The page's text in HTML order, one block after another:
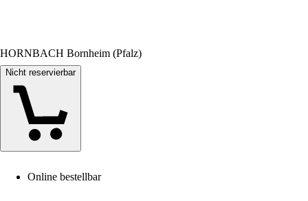
HORNBACH Bornheim (Pfalz)
Nicht reservierbar
Online bestellbar